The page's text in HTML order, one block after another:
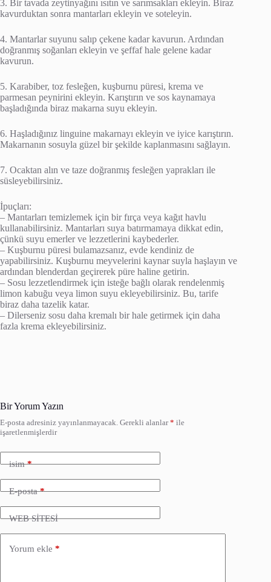
3. Bir tavada zeytinyağını ısıtın ve sarımsakları ekleyin. Biraz
kavurduktan sonra mantarları ekleyin ve soteleyin.
4. Mantarlar suyunu salıp çekene kadar kavurun. Ardından
doğranmış soğanları ekleyin ve şeffaf hale gelene kadar
kavurun.
5. Karabiber, toz fesleğen, kuşburnu püresi, krema ve
parmesan peynirini ekleyin. Karıştırın ve sos kaynamaya
başladığında biraz makarna suyu ekleyin.
6. Haşladığınız linguine makarnayı ekleyin ve iyice karıştırın.
Makarnanın sosuyla güzel bir şekilde kaplanmasını sağlayın.
7. Ocaktan alın ve taze doğranmış fesleğen yaprakları ile
süsleyebilirsiniz.
İpuçları:
– Mantarları temizlemek için bir fırça veya kağıt havlu
kullanabilirsiniz. Mantarları suya batırmamaya dikkat edin,
çünkü suyu emerler ve lezzetlerini kaybederler.
– Kuşburnu püresi bulamazsanız, evde kendiniz de
yapabilirsiniz. Kuşburnu meyvelerini kaynar suyla haşlayın ve
ardından blenderdan geçirerek püre haline getirin.
– Sosu lezzetlendirmek için isteğe bağlı olarak rendelenmiş
limon kabuğu veya limon suyu ekleyebilirsiniz. Bu, tarife
biraz daha tazelik katar.
– Dilerseniz sosu daha kremalı bir hale getirmek için daha
fazla krema ekleyebilirsiniz.
Bir Yorum Yazın
E-posta adresiniz yayınlanmayacak. Gerekli alanlar* ile
işaretlenmişlerdir
isim*
E-posta*
WEB SİTESİ
Yorum ekle *